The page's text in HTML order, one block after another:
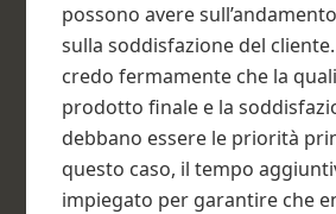
possono avere
sulla soddisfazione del
credo fermamente che la
prodotto finale e la
debbano essere le priorità
questo caso, il tempo
impiegato per garantire che